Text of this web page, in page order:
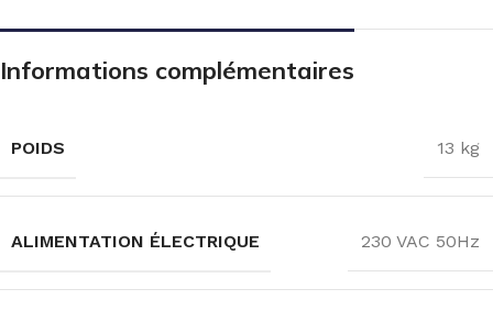
Informations complémentaires
POIDS 13 kg
ALIMENTATION ÉLECTRIQUE 230 VAC 50Hz